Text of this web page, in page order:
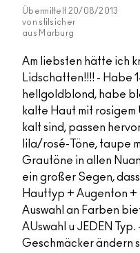
Übermittelt 20/08/2013
von stilsicher
aus Marburg
Am liebsten hätte ich
Lidschatten!!!! - Habe
hellgoldblond, habe
kalte Haut mit
kalt sind, passen
lila/rosé-Töne, taupe
Grautöne in allen
ein großer Segen,
Hauttyp + Augenton
Auswahl an Farben
AUswahl u JEDEN
Geschmäcker ändern